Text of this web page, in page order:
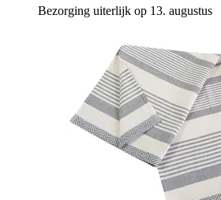
Bezorging uiterlijk op 13. augustus